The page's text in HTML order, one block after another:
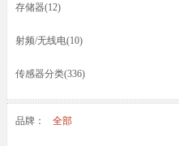
存储器(12)
射频/无线电(10)
传感器分类(336)
接口芯片分类(166)
品牌： 全部